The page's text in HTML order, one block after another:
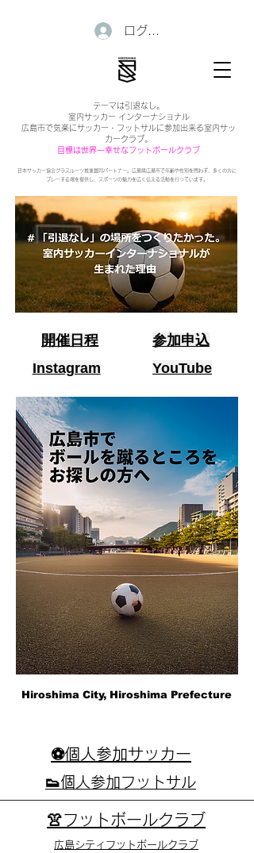
日本サッカー協会グラスルーツ推進賛同パートナー。広島県広島市で年齢や性別を問わず、多くの方に
プレーする場を提供し、スポーツの魅力を広く伝える活動を行っています。
テーマは引退なし。
室内サッカー インターナショナル
広島市で気楽にサッカー・フットサルに参加出来る室内サッ
カークラブ。
目標は世界一幸せなフットボールクラブ
ログイン
開催日程
参加申込
Instagram
YouTube
Hiroshima City, Hiroshima Prefecture
⚽個人参加サッカー
👟個人参加フットサル
👚フットボールクラブ
広島シティフットボールクラブ